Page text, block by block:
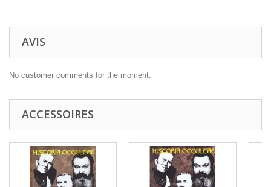
AVIS
No customer comments for the moment.
ACCESSOIRES